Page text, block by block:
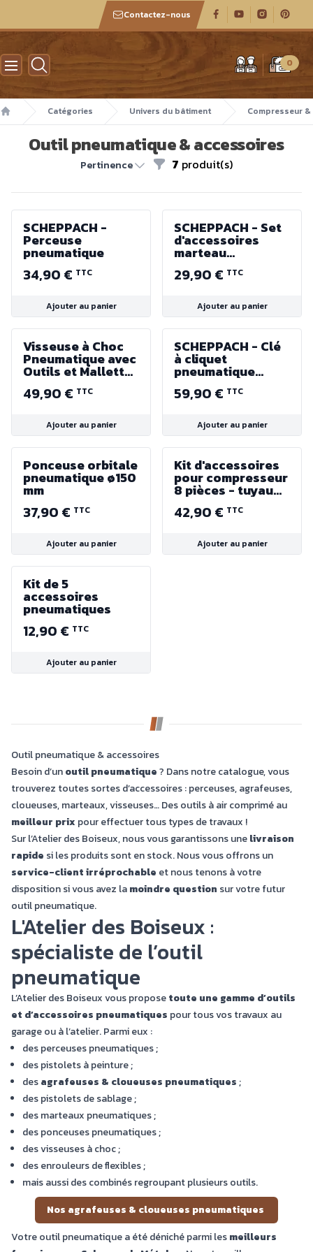
Contactez-nous
Atelier des boiseux 0
Accueil
Catégories Univers du bâtiment Compresseur
Outil pneumatique & accessoires
Pertinence Filtres
7 produit(s)
SCHEPPACH -
Perceuse
pneumatique
34,90 € TTC
Ajouter au panier
SCHEPPACH - Set
d'accessoires
marteau
pneumatique
29,90 € TTC
Ajouter au panier
Visseuse à Choc
Pneumatique avec
Outils et Mallette
- Rotation droite
et gauche
49,90 € TTC
Ajouter au panier
SCHEPPACH - Clé
à cliquet
pneumatique
multi-fonctions
1/2"
59,90 € TTC
Ajouter au panier
Ponceuse orbitale
pneumatique ø150
mm
37,90 € TTC
Ajouter au panier
Kit d'accessoires
pour compresseur
8 pièces - tuyau
de 5 m, pistolet à
peinture, gonfleur
pulvérisateur,
pistolet de
42,90 € TTC
Ajouter au panier
Kit de 5
accessoires
pneumatiques
12,90 € TTC
Ajouter au panier
Outil pneumatique & accessoires
Besoin d’unoutil pneumatique? Dans notre catalogue, vous
trouverez toutes sortes d’accessoires : perceuses, agrafeuses,
cloueuses, marteaux, visseuses… Des outils à air comprimé au
meilleur prix pour effectuer tous types de travaux !
Sur l’Atelier des Boiseux, nous vous garantissons unelivraison
rapide si les produits sont en stock. Nous vous offrons un
service-client irréprochable et nous tenons à votre
disposition si vous avez lamoindre question sur votre futur
outil pneumatique.
L'Atelier des Boiseux :
spécialiste de l’outil
pneumatique
L’Atelier des Boiseux vous proposetoute une gamme d’outils
et d’accessoires pneumatiques pour tous vos travaux au
garage ou à l’atelier. Parmi eux :
des perceuses pneumatiques ;
des pistolets à peinture ;
desagrafeuses & cloueuses pneumatiques;
des pistolets de sablage ;
des marteaux pneumatiques ;
des ponceuses pneumatiques ;
des visseuses à choc ;
des enrouleurs de flexibles ;
mais aussi des combinés regroupant plusieurs outils.
Nos agrafeuses & cloueuses pneumatiques
Votre outil pneumatique a été déniché parmi lesmeilleurs